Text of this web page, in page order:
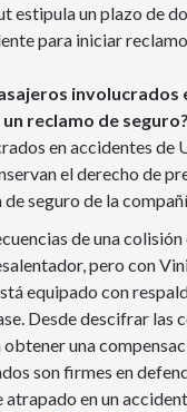
estipula un plazo de
para iniciar
involucrados
reclamo de seguro?
en accidentes de
el derecho de
seguro de la
de una
pero con
equipado con
Desde descifrar las
obtener una
son firmes en
atrapado en un